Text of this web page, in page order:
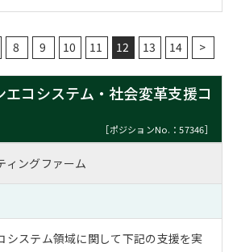
8 9 10 11 12 13 14 >
コシステム・社会変革支援コ
［ポジションNo.：57346］
ィングファーム
ステム領域に関して下記の支援を実